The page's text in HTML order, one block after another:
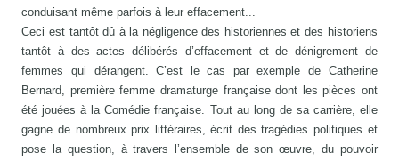
conduisant même parfois à leur effacement...
Ceci est tantôt dû à la négligence des historiennes et des historiens
tantôt à des actes délibérés d’effacement et de dénigrement de
femmes qui dérangent. C’est le cas par exemple de Catherine
Bernard, première femme dramaturge française dont les pièces ont
été jouées à la Comédie française. Tout au long de sa carrière, elle
gagne de nombreux prix littéraires, écrit des tragédies politiques et
pose la question, à travers l’ensemble de son œuvre, du pouvoir